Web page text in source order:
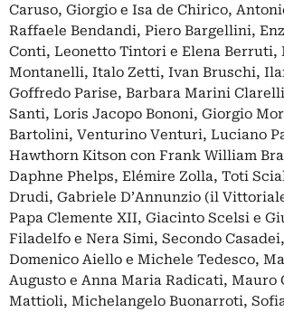
Caruso, Giorgio e Isa de Chirico,
Raffaele Bendandi, Piero Bargellini,
Conti, Leonetto Tintori e Elena Berruti,
Montanelli, Italo Zetti, Ivan Bruschi,
Goffredo Parise, Barbara Marini
Santi, Loris Jacopo Bononi, Giorgio
Bartolini, Venturino Venturi, Luciano
Hawthorn Kitson con Frank William
Daphne Phelps, Elémire Zolla, Toti
Drudi, Gabriele D’Annunzio (il
Papa Clemente XII, Giacinto Scelsi e
Filadelfo e Nera Simi, Secondo
Domenico Aiello e Michele Tedesco,
Augusto e Anna Maria Radicati, Mauro
Mattioli, Michelangelo Buonarroti,